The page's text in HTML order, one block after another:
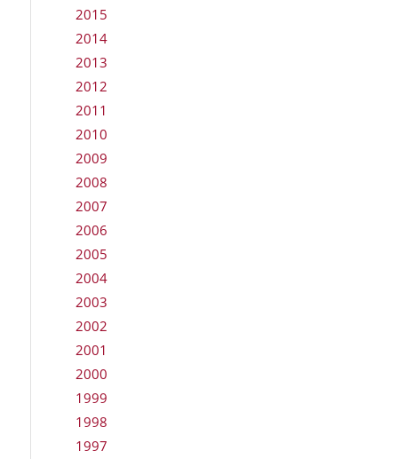
2015
2014
2013
2012
2011
2010
2009
2008
2007
2006
2005
2004
2003
2002
2001
2000
1999
1998
1997